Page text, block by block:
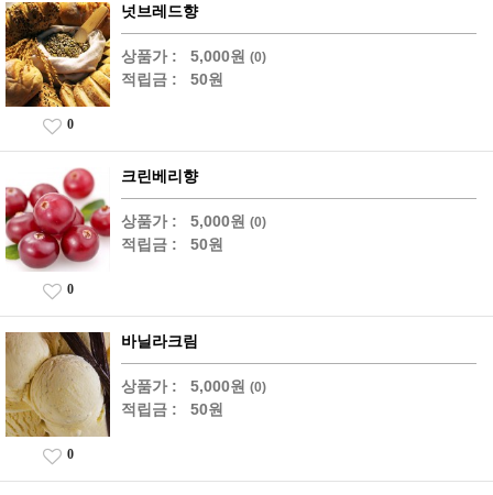
넛브레드향
상품가 : 5,000원 (0)
적립금 : 50원
0
크린베리향
상품가 : 5,000원 (0)
적립금 : 50원
0
바닐라크림
상품가 : 5,000원 (0)
적립금 : 50원
0